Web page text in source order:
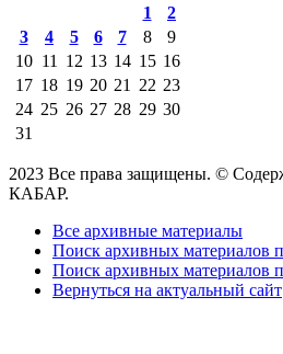
1
2
3
4 5 6 7 8
9
10 11 12 13 14 15 16
17 18 19 20 21 22 23
24 25 26 27 28 29 30
31
2023 Все права защищены. ©
КАБАР.
Все архивные материалы
Поиск архивных материалов
Поиск архивных материалов
Вернуться на актуальный сайт